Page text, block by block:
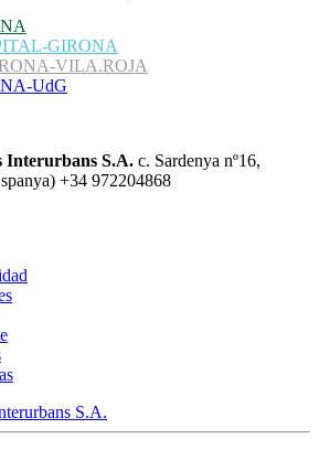
GIRONA
VILA.ROJA
UdG
Interurbans S.A. c. Sardenya nº16,
+34 972204868